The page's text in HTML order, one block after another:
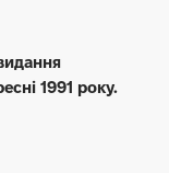
1991 року.